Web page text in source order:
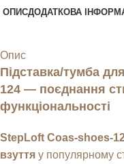
ОПИСДОДАТКОВА
Опис
Підставка/тумба
124 — поєднання
функціональності
StepLoft Coas-shoes-
взуття у популярному